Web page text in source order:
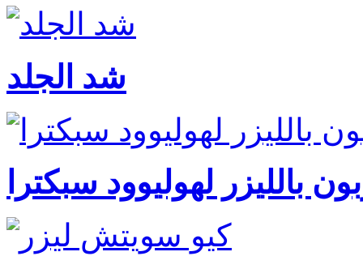
شد الجلد
بالليزر لهوليوود سبكترا